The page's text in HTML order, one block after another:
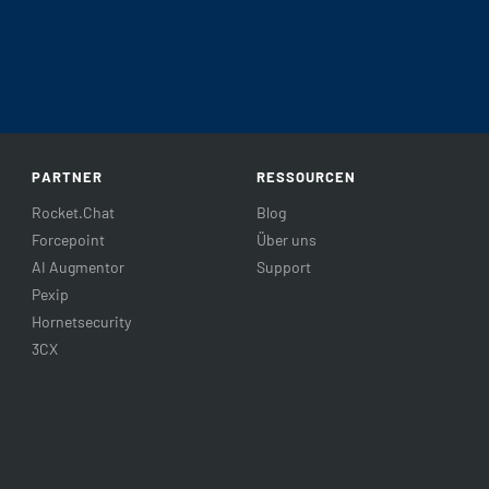
PARTNER
Rocket.Chat
Forcepoint
AI Augmentor
Pexip
Hornetsecurity
3CX
RESSOURCEN
Blog
Über uns
Support